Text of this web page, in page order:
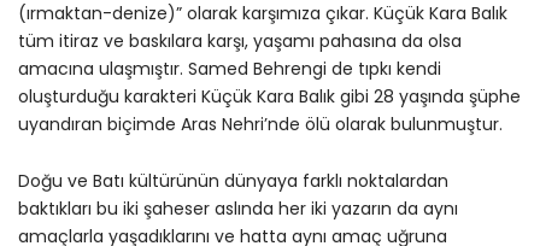
(ırmaktan-denize)” olarak karşımıza çıkar. Küçük Kara Balık
tüm itiraz ve baskılara karşı, yaşamı pahasına da olsa
amacına ulaşmıştır. Samed Behrengi de tıpkı kendi
oluşturduğu karakteri Küçük Kara Balık gibi 28 yaşında şüphe
uyandıran biçimde Aras Nehri’nde ölü olarak bulunmuştur.
Doğu ve Batı kültürünün dünyaya farklı noktalardan
baktıkları bu iki şaheser aslında her iki yazarın da aynı
amaçlarla yaşadıklarını ve hatta aynı amaç uğruna